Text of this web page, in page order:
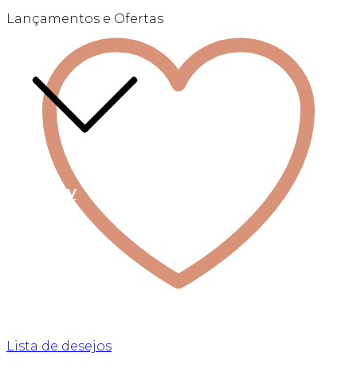
Lançamentos e Ofertas
Linha +QV
Lista de desejos